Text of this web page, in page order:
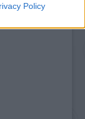
Policy